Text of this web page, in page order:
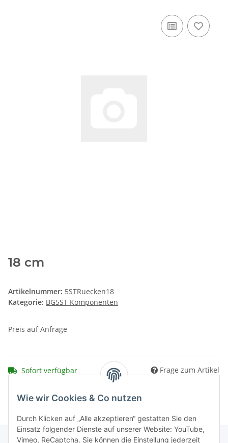
18 cm
Artikelnummer: 5STRuecken18
Kategorie: BG5ST Komponenten
Preis auf Anfrage
Sofort verfügbar Frage zum Artikel
Wie wir Cookies & Co nutzen
Durch Klicken auf „Alle akzeptieren“ gestatten Sie den
Einsatz folgender Dienste auf unserer Website: YouTube,
Vimeo, ReCaptcha. Sie können die Einstellung jederzeit